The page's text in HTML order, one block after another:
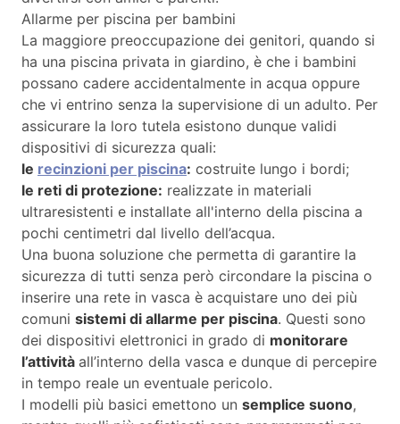
Allarme per piscina per bambini
La maggiore preoccupazione dei genitori, quando si
ha una piscina privata in giardino, è che i bambini
possano cadere accidentalmente in acqua oppure
che vi entrino senza la supervisione di un adulto. Per
assicurare la loro tutela esistono dunque validi
dispositivi di sicurezza quali:
le recinzioni per piscina: costruite lungo i bordi;
le reti di protezione: realizzate in materiali
ultraresistenti e installate all'interno della piscina a
pochi centimetri dal livello dell’acqua.
Una buona soluzione che permetta di garantire la
sicurezza di tutti senza però circondare la piscina o
inserire una rete in vasca è acquistare uno dei più
comuni sistemi di allarme per piscina. Questi sono
dei dispositivi elettronici in grado di monitorare
l’attività all’interno della vasca e dunque di percepire
in tempo reale un eventuale pericolo.
I modelli più basici emettono un semplice suono,